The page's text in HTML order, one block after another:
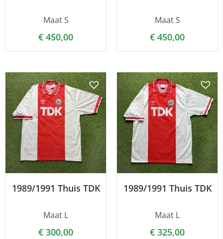
Maat S
€ 450,00
Maat S
€ 450,00
1989/1991 Thuis TDK
Maat L
€ 300,00
1989/1991 Thuis TDK
Maat L
€ 325,00